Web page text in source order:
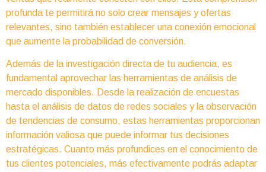
profunda te permitirá no solo crear mensajes y ofertas
relevantes, sino también establecer una conexión emocional
que aumente la probabilidad de conversión.
Además de la investigación directa de tu audiencia, es
fundamental aprovechar las herramientas de análisis de
mercado disponibles. Desde la realización de encuestas
hasta el análisis de datos de redes sociales y la observación
de tendencias de consumo, estas herramientas proporcionan
información valiosa que puede informar tus decisiones
estratégicas. Cuanto más profundices en el conocimiento de
tus clientes potenciales, más efectivamente podrás adaptar